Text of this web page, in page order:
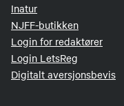
Inatur
NJFF-butikken
Login for redaktører
Login LetsReg
Digitalt aversjonsbevis